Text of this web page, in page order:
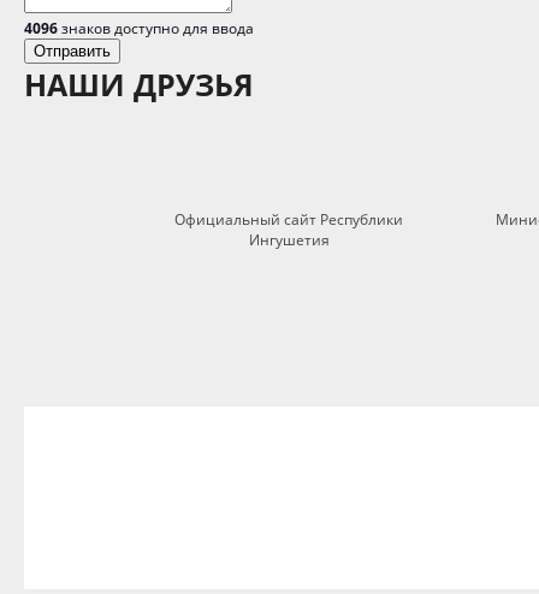
4096знаков доступно для ввода
НАШИ ДРУЗЬЯ
Официальный сайт Республики
Ингушетия